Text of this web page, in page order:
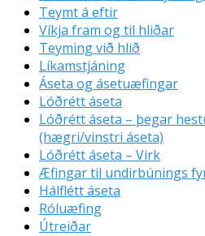
Teymt á eftir
Víkja fram og til hliðar
Teyming við hlið
Líkamstjáning
Áseta og ásetuæfingar
Lóðrétt áseta
Lóðrétt áseta – þegar
(hægri/vinstri áseta)
Lóðrétt áseta – Virk
Æfingar til undirbúnings
Hálflétt áseta
Róluæfing
Útreiðar